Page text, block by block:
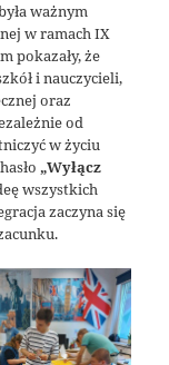
ważnym
w ramach IX
pokazały, że
i nauczycieli,
oraz
od
w życiu
„Wyłącz
wszystkich
zaczyna się